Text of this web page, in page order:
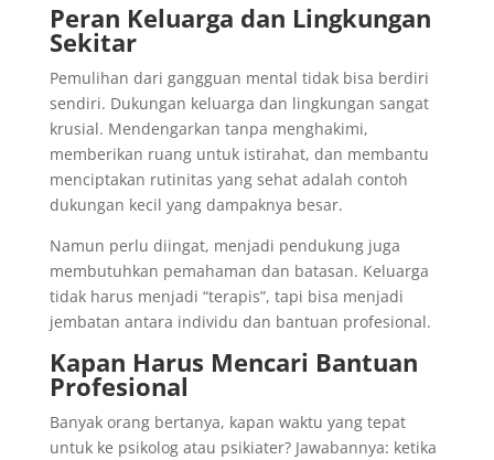
Peran Keluarga dan Lingkungan
Sekitar
Pemulihan dari gangguan mental tidak bisa berdiri
sendiri. Dukungan keluarga dan lingkungan sangat
krusial. Mendengarkan tanpa menghakimi,
memberikan ruang untuk istirahat, dan membantu
menciptakan rutinitas yang sehat adalah contoh
dukungan kecil yang dampaknya besar.
Namun perlu diingat, menjadi pendukung juga
membutuhkan pemahaman dan batasan. Keluarga
tidak harus menjadi “terapis”, tapi bisa menjadi
jembatan antara individu dan bantuan profesional.
Kapan Harus Mencari Bantuan
Profesional
Banyak orang bertanya, kapan waktu yang tepat
untuk ke psikolog atau psikiater? Jawabannya: ketika